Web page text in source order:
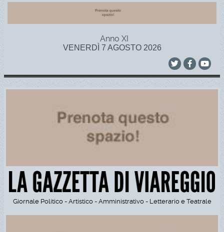
Anno XI
VENERDÌ 7 AGOSTO 2026
Giornale Politico - Artistico - Amministrativo - Letterario e Teatrale